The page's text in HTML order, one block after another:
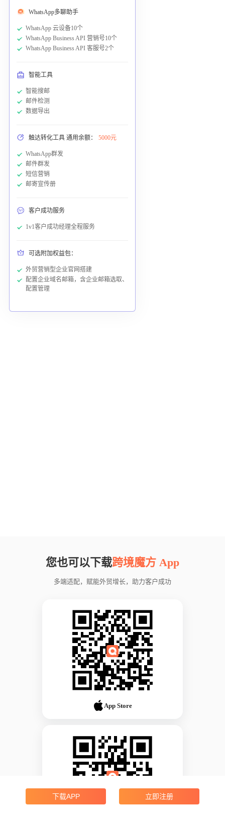
WhatsApp多聊助手
WhatsApp 云设备10个
WhatsApp Business API 营销号10个
WhatsApp Business API 客服号2个
智能工具
智能搜邮
邮件检测
数据导出
触达转化工具 通用余额： 5000元
WhatsApp群发
邮件群发
短信营销
邮寄宣传册
客户成功服务
1v1客户成功经理全程服务
可选附加权益包：
外贸营销型企业官网搭建
配置企业域名邮箱，含企业邮箱选取、
配置管理
您也可以下载跨境魔方 App
多端适配，赋能外贸增长，助力客户成功
App Store
下载APP 立即注册